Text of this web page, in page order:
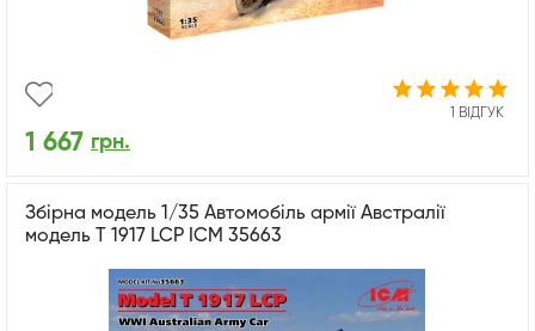
1 ВІДГУК
1 667 грн.
Збірна модель 1/35 Автомобіль армії Австралії
модель T 1917 LCP ICM 35663